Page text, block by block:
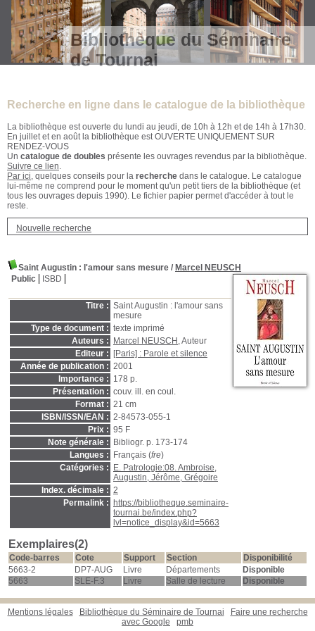
Bibliothèque du Séminaire
de Tournai
Recherche en ligne dans le catalogue de la bibliothèque
La bibliothèque est ouverte du lundi au jeudi, de 10h à 12h et de 14h à 17h30.
En juillet et en août la bibliothèque est OUVERTE UNIQUEMENT SUR
RENDEZ-VOUS
Un catalogue de doubles présente les ouvrages revendus par la bibliothèque.
Suivre ce lien.
Par ici, quelques conseils pour la recherche dans le catalogue. Le catalogue
lui-même ne comprend pour le moment qu'un petit tiers de la bibliothèque (et
tous les ouvrages depuis 1990). Le fichier papier permet d'accéder à tout le
reste.
Nouvelle recherche
Saint Augustin : l'amour sans mesure / Marcel NEUSCH
Public
ISBD
Titre : Saint Augustin : l'amour sans
mesure
Type de document : texte imprimé
Auteurs :
Marcel NEUSCH , Auteur
Editeur :
[Paris] : Parole et silence
Année de publication : 2001
Importance : 178 p.
Présentation : couv. ill. en coul.
Format : 21 cm
ISBN/ISSN/EAN : 2-84573-055-1
Prix : 95 F
Note générale :
Bibliogr. p. 173-174
Langues :
Français (fre)
Catégories :
E. Patrologie:08. Ambroise,
Augustin, Jérôme, Grégoire
Index. décimale : 2
Permalink :
https://bibliotheque.seminaire-
tournai.be/index.php?
lvl=notice_display&id=5663
Exemplaires(2)
Code-barres Cote Support Section
Disponibilité
5663-2
DP7-AUG Livre Départements
Disponible
5663
SLE-F.3 Livre Salle de lecture Disponible
Mentions légales Bibliothèque du Séminaire de Tournai
Faire une recherche
avec Google
pmb